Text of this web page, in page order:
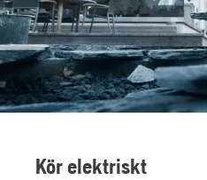
Kör elektriskt